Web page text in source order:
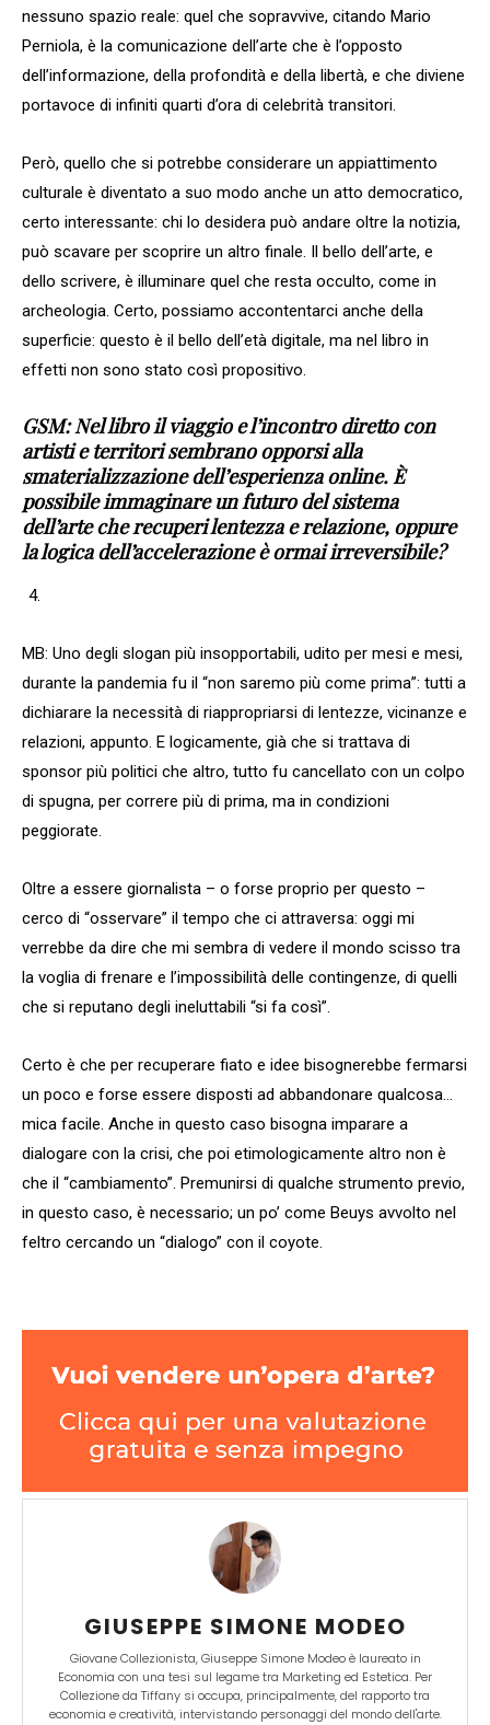
nessuno spazio reale: quel che sopravvive, citando Mario
Perniola, è la comunicazione dell’arte che è l’opposto
dell’informazione, della profondità e della libertà, e che diviene
portavoce di infiniti quarti d’ora di celebrità transitori.
Però, quello che si potrebbe considerare un appiattimento
culturale è diventato a suo modo anche un atto democratico,
certo interessante: chi lo desidera può andare oltre la notizia,
può scavare per scoprire un altro finale. Il bello dell’arte, e
dello scrivere, è illuminare quel che resta occulto, come in
archeologia. Certo, possiamo accontentarci anche della
superficie: questo è il bello dell’età digitale, ma nel libro in
effetti non sono stato così propositivo.
GSM: Nel libro il viaggio e l’incontro diretto con
artisti e territori sembrano opporsi alla
smaterializzazione dell’esperienza online. È
possibile immaginare un futuro del sistema
dell’arte che recuperi lentezza e relazione, oppure
la logica dell’accelerazione è ormai irreversibile?
MB: Uno degli slogan più insopportabili, udito per mesi e mesi,
durante la pandemia fu il “non saremo più come prima”: tutti a
dichiarare la necessità di riappropriarsi di lentezze, vicinanze e
relazioni, appunto. E logicamente, già che si trattava di
sponsor più politici che altro, tutto fu cancellato con un colpo
di spugna, per correre più di prima, ma in condizioni
peggiorate.
Oltre a essere giornalista – o forse proprio per questo –
cerco di “osservare” il tempo che ci attraversa: oggi mi
verrebbe da dire che mi sembra di vedere il mondo scisso tra
la voglia di frenare e l’impossibilità delle contingenze, di quelli
che si reputano degli ineluttabili “si fa così”.
Certo è che per recuperare fiato e idee bisognerebbe fermarsi
un poco e forse essere disposti ad abbandonare qualcosa…
mica facile. Anche in questo caso bisogna imparare a
dialogare con la crisi, che poi etimologicamente altro non è
che il “cambiamento”. Premunirsi di qualche strumento previo,
in questo caso, è necessario; un po’ come Beuys avvolto nel
feltro cercando un “dialogo” con il coyote.
GIUSEPPE SIMONE MODEO
Giovane Collezionista, Giuseppe Simone Modeo è laureato in
Economia con una tesi sul legame tra Marketing ed Estetica. Per
Collezione da Tiffany si occupa, principalmente, del rapporto tra
economia e creatività, intervistando personaggi del mondo dell'arte.